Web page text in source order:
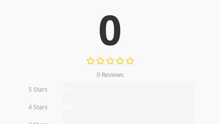
0
0 Reviews
5 Stars
4 Stars